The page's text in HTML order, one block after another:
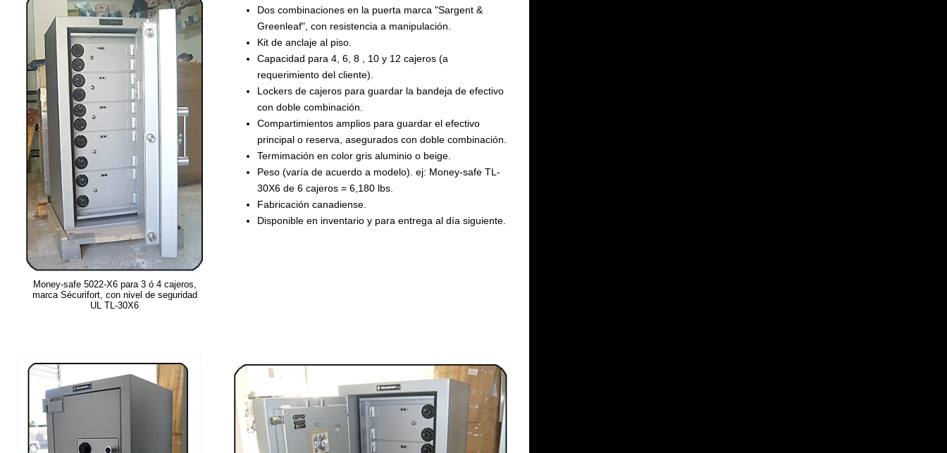
Money-safe 5022-X6 para 3 ó 4 cajeros,
marca Sécurifort, con nivel de seguridad
UL TL-30X6
Dos combinaciones en la puerta marca "Sargent &
Greenleaf", con resistencia a manipulación.
Kit de anclaje al piso.
Capacidad para 4, 6, 8 , 10 y 12 cajeros (a
requerimiento del cliente).
Lockers de cajeros para guardar la bandeja de efectivo
con doble combinación.
Compartimientos amplios para guardar el efectivo
principal o reserva, asegurados con doble combinación.
Termimación en color gris aluminio o beige.
Peso (varía de acuerdo a modelo). ej: Money-safe TL-
30X6 de 6 cajeros = 6,180 lbs.
Fabricación canadiense.
Disponible en inventario y para entrega al día siguiente.